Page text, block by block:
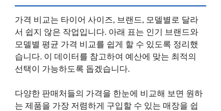
가격 비교는 타이어 사이즈, 브랜드, 모델별로 달라
서 쉽지 않은 작업입니다. 아래 표는 인기 브랜드와
모델별 평균 가격 비교를 쉽게 할 수 있도록 정리했
습니다. 이 데이터를 참고하여 예산에 맞는 최적의
선택이 가능하도록 돕겠습니다.
다양한 판매처들의 가격을 한눈에 비교해 보면 원하
는 제품을 가장 저렴하게 구입할 수 있는 매장을 쉽